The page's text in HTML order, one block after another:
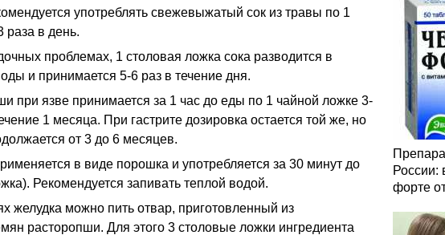
употреблять свежевыжатый сок из травы по 1
раза в день.
проблемах, 1 столовая ложка сока разводится в
и принимается 5-6 раз в течение дня.
при язве принимается за 1 час до еды по 1 чайной ложке 3-
1 месяца. При гастрите дозировка остается той же, но
от 3 до 6 месяцев.
в виде порошка и употребляется за 30 минут до
Рекомендуется запивать теплой водой.
желудка можно пить отвар, приготовленный из
расторопши. Для этого 3 столовые ложки ингредиента
России:
форте